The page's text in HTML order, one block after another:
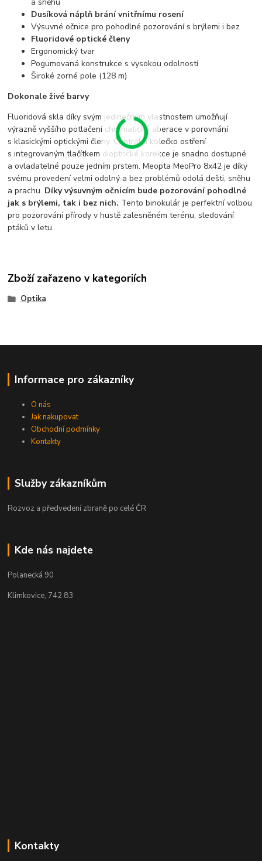
Dusíková náplň brání vnitřnímu rosení
Výsuvné očnice pro pohodlné pozorování s brýlemi i bez
Fluoridové optické členy
Ergonomický tvar
Pogumovaná konstrukce s vysokou odolností
Široké zorné pole (128 m)
Dokonale živé barvy
Fluoridová skla díky svým jedinečným vlastnostem umožňují
výrazně vyššího potlačení chromatické aberace v porovnání
s klasickými optickými členy. Centrální kolečko ostření
s integrovaným tlačítkem dioptrické korekce je snadno dostupné
a ovladatelné pouze jedním prstem. Meopta MeoPro 8x42 je díky
svému provedení velmi odolný a bez problémů odolá dešti, sněhu
a prachu. Díky výsuvným očnicím bude pozorování pohodlné
jak s brýlemi, tak i bez nich. Tento binokulár je perfektní volbou
pro pozorování přírody v hustě zalesněném terénu, sledování
ptáků v letu.
Zboží zařazeno v kategoriích
Optika
Informace pro zákazníky
O nás
Jak nakupovat
Obchodní podmínky
Kontakty
Služby zákazníkům
Rozvoz a předvedení zbraně po celé ČR
Kde nás najdete
Polanecká 90
Klimkovice, 742 83
Kontakty